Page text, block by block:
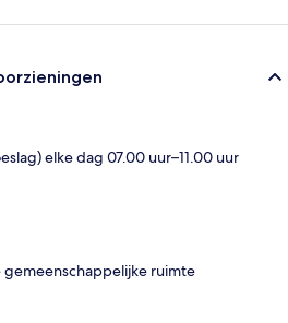
elke dag 07.00 uur–11.00 uur
ruimte